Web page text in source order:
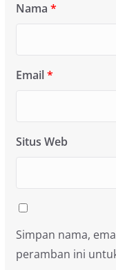
Nama *
Email*
Situs Web
Simpan nama,
peramban ini